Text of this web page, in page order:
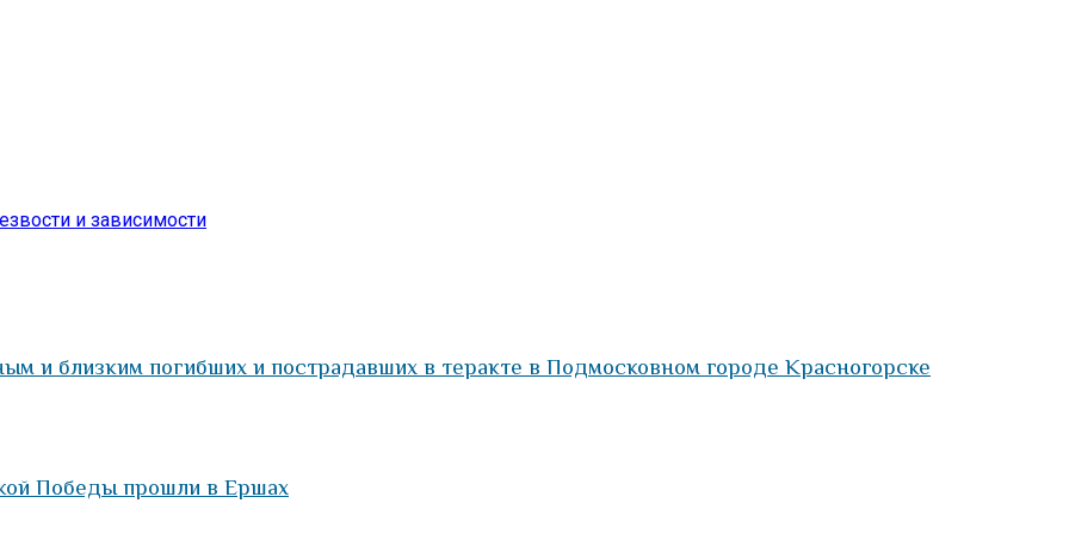
и зависимости
и близким погибших и пострадавших в теракте в Подмосковном городе Красногорске
Победы прошли в Ершах